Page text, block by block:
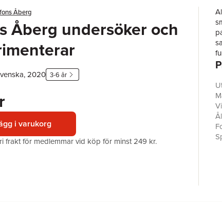
Åberg
Åberg undersöker och
2020 3-6 år
i varukorg
frakt för medlemmar vid köp för minst 249 kr.